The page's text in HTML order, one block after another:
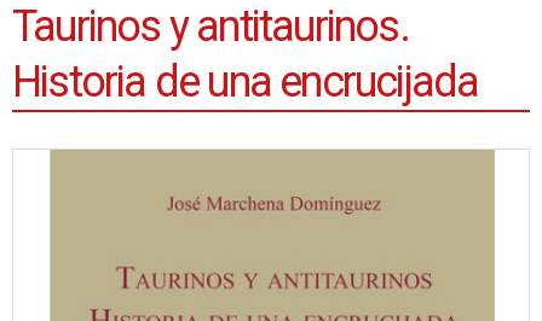
Taurinos y antitaurinos.
Historia de una encrucijada